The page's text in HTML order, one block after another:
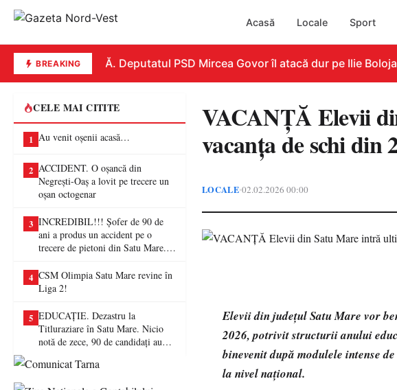
Acasă Locale Sport
BREAKINGREPLICĂ. Deputatul PSD Mircea Govor îl atacă dur pe Ilie
CELE MAI CITITE
1 Au venit oșenii acasă…
2 ACCIDENT. O oșancă din
Negrești-Oaș a lovit pe trecere un
oșan octogenar
3 INCREDIBIL!!! Șofer de 90 de
ani a produs un accident pe o
trecere de pietoni din Satu Mare. O
4 CSM Olimpia Satu Mare revine în
Liga 2!
5 EDUCAȚIE. Dezastru la
Titluraziare în Satu Mare. Nicio
notă de zece, 90 de candidați au
VACANȚĂ Elevii
vacanța de schi din
LOCALE•02.02.2026 00:00
Elevii din județul Satu Mare vor
2026, potrivit structurii anului
binevenit după modulele intense
la nivel național.